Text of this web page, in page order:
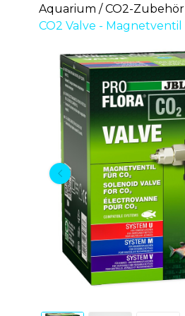
Aquarium
CO2-Zubehör
CO2 Valve - Magnetventil